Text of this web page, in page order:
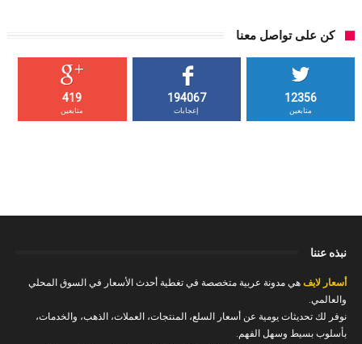
كن على تواصل معنا
12356
متابعين
194067
إعجابات
419
متابعين
نبذه عننا
أسعار لايف هي مدونة عربية متخصصة في تغطية أحدث الأسعار في السوق المحلي
والعالمي.
نوفر لك تحديثات يومية عن أسعار السلع، المنتجات، العملات، الذهب، والخدمات،
بأسلوب بسيط وسهل الفهم.